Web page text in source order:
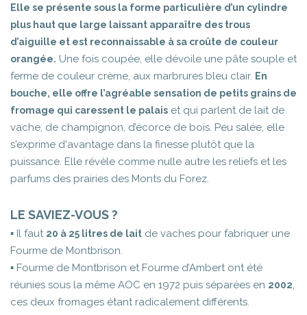
Elle se présente sous la forme particulière d’un cylindre
plus haut que large laissant apparaître des trous
d’aiguille et est reconnaissable à sa croûte de couleur
orangée. Une fois coupée, elle dévoile une pâte souple et
ferme de couleur crème, aux marbrures bleu clair. En
bouche, elle offre l’agréable sensation de petits grains de
fromage qui caressent le palais et qui parlent de lait de
vache, de champignon, d’écorce de bois. Peu salée, elle
s'exprime d'avantage dans la finesse plutôt que la
puissance. Elle révèle comme nulle autre les reliefs et les
parfums des prairies des Monts du Forez.
LE SAVIEZ-VOUS ?
▪ Il faut 20 à 25 litres de lait de vaches pour fabriquer une
Fourme de Montbrison.
▪ Fourme de Montbrison et Fourme d’Ambert ont été
réunies sous la même AOC en 1972 puis séparées en 2002,
ces deux fromages étant radicalement différents.